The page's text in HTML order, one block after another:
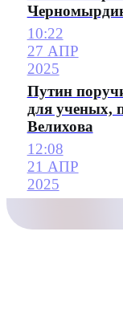
10:22
27 АПР
2025
Путин
для ученых,
Велихова
12:08
21 АПР
2025